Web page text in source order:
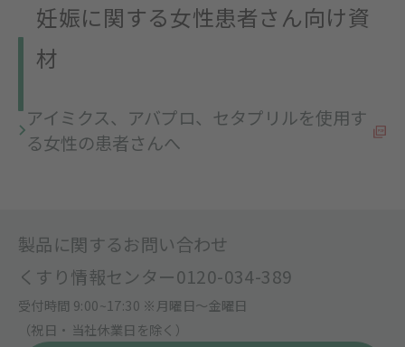
妊娠に関する女性患者さん向け資
材
アイミクス、アバプロ、セタプリルを使用す
る女性の患者さんへ
製品に関するお問い合わせ
くすり情報センター0120-034-389
受付時間 9:00~17:30 ※月曜日〜金曜日
（祝日・当社休業日を除く）